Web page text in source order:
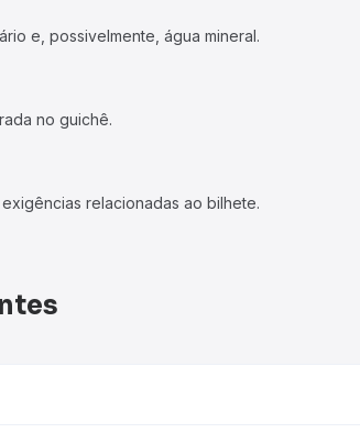
e, possivelmente, água mineral.
no guichê.
relacionadas ao bilhete.